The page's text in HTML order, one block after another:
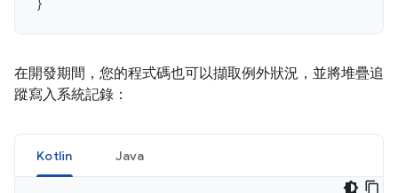
在開發期間，您的程式碼也可以擷取例外狀況，並將堆疊追
蹤寫入系統記錄：
Kotlin Java